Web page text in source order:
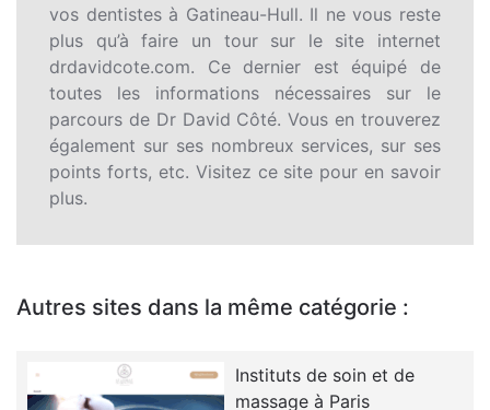
vos dentistes à Gatineau-Hull. Il ne vous reste
plus qu’à faire un tour sur le site internet
drdavidcote.com. Ce dernier est équipé de
toutes les informations nécessaires sur le
parcours de Dr David Côté. Vous en trouverez
également sur ses nombreux services, sur ses
points forts, etc. Visitez ce site pour en savoir
plus.
Autres sites dans la même catégorie :
Instituts de soin et de
massage à Paris